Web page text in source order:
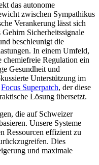
das autonome
zwischen Sympathikus
Verankerung lässt sich
Gehirn Sicherheitssignale
beschleunigt die
In einem Umfeld,
chemiefreie Regulation ein
Gesundheit und
Unterstützung im
Focus Superpatch, der diese
Lösung übersetzt.
die auf Schweizer
Unsere Systeme
Ressourcen effizient zu
Dies
und maximale